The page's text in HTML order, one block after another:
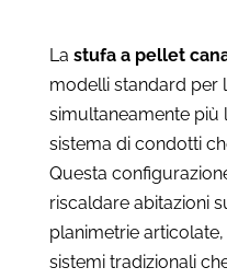
La stufa a pellet
modelli standard per
simultaneamente più
sistema di condotti
Questa
riscaldare abitazioni
planimetrie
sistemi tradizionali